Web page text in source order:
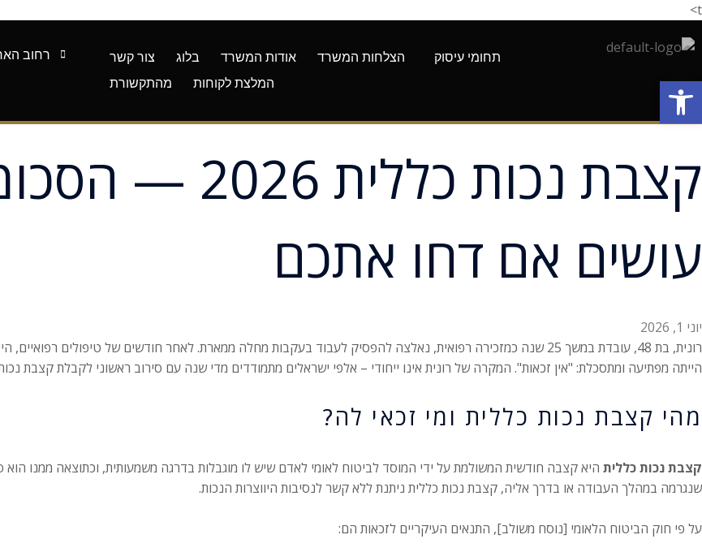
t>
תחומי עיסוק הצלחות המשרד אודות המשרד בלוג
צור קשר
המלצת לקוחות
מהתקשורת
רחוב האחים
קצבת נכות
עושים אם דחו אתכם
יוני 1, 2026
רונית, בת 48, עובדת במשך 25 שנה כמזכירה רפואית, נאלצה להפסיק לעבוד בעקבות מחלה ממארת. לאחר חודשים של
הייתה מפתיעה ומתסכלת: "אין זכאות". המקרה של רונית אינו ייחודי – אלפי ישראלים מתמודדים מדי שנה עם סירוב ראשוני לקבלת קצבת
מהי קצבת נכות כללית ומי זכאי לה?
קצבת נכות כללית היא קצבה חודשית המשולמת על ידי המוסד לביטוח לאומי לאדם שיש לו מוגבלות בדרגה משמעותית, וכתוצאה ממנו
שנגרמה במהלך העבודה או בדרך אליה, קצבת נכות כללית ניתנת ללא קשר לנסיבות היווצרות הנכות.
על פי חוק הביטוח הלאומי [נוסח משולב], התנאים העיקריים לזכאות הם:
פתח סרגל נגישות